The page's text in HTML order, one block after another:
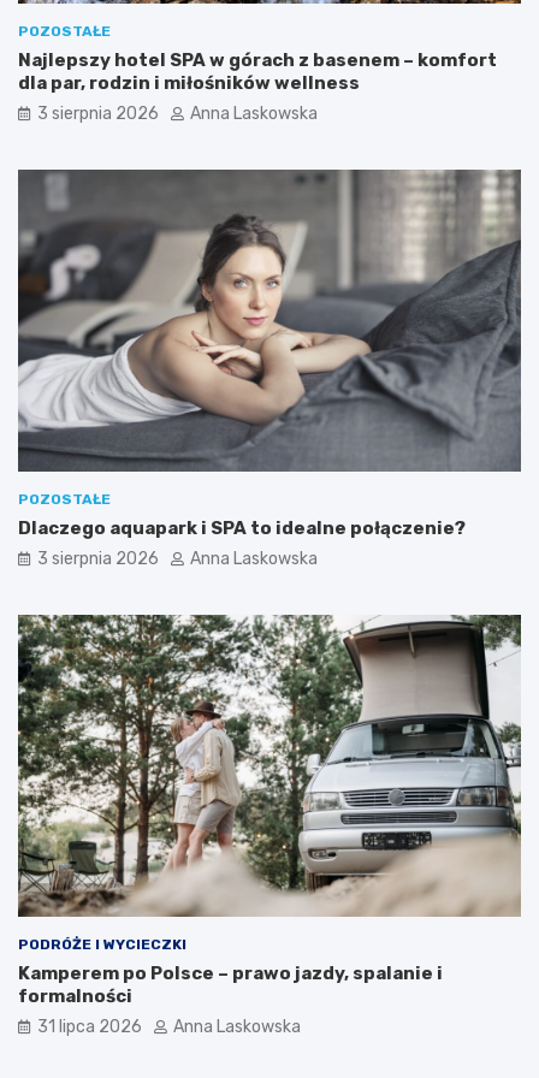
a
c
j
k
ó
w
y
b
a
n
a
w
e
e
n
d
b
n
y
s
p
z
p
o
t
POZOSTAŁE
Najlepszy hotel SPA w górach z basenem – komfort
dla par, rodzin i miłośników wellness
3 sierpnia 2026 Anna Laskowska
POZOSTAŁE
Dlaczego aquapark i SPA to idealne połączenie?
3 sierpnia 2026 Anna Laskowska
PODRÓŻE I WYCIECZKI
Kamperem po Polsce – prawo jazdy, spalanie i
formalności
31 lipca 2026 Anna Laskowska